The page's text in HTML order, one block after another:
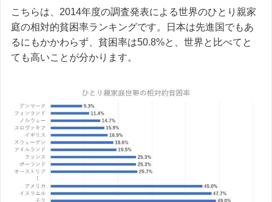
こちらは、2014年度の調査発表による世界のひとり親家
庭の相対的貧困率ランキングです。日本は先進国でもあ
るにもかかわらず、貧困率は50.8%と、世界と比べてと
ても高いことが分かります。